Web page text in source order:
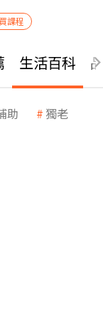
課程
生活百科
助 獨老